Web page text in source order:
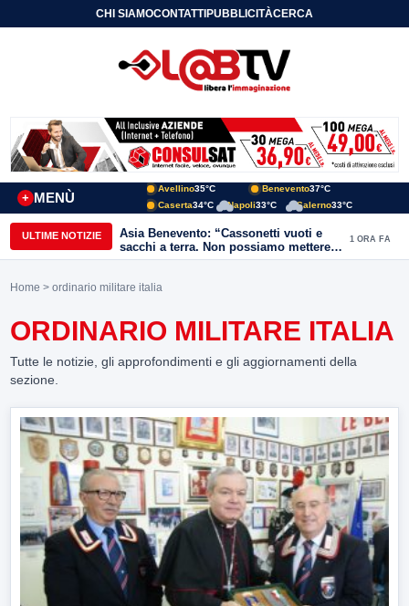
CHI SIAMOCONTATTIPUBBLICITÀCERCA
MENÙ
+
Avellino35°C Benevento37°C
Caserta34°C Napoli33°C Salerno33°C
ULTIME NOTIZIE
Asia Benevento: “Cassonetti vuoti e
sacchi a terra. Non possiamo mettere
una toppa alla mancanza di rispetto”
1 ORA FA
Home > ordinario militare italia
ORDINARIO MILITARE ITALIA
Tutte le notizie, gli approfondimenti e gli aggiornamenti della
sezione.